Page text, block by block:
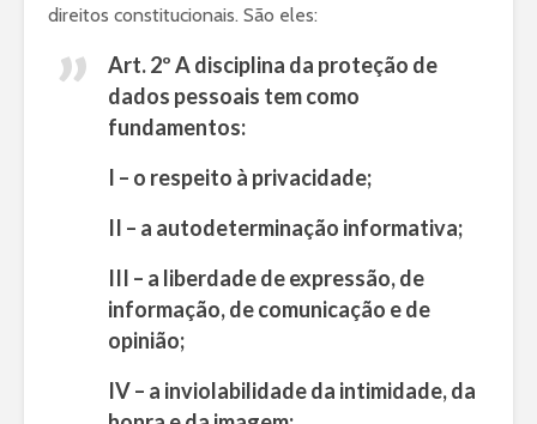
direitos constitucionais. São eles:
Art. 2º A disciplina da proteção de
dados pessoais tem como
fundamentos:
I – o respeito à privacidade;
II – a autodeterminação informativa;
III – a liberdade de expressão, de
informação, de comunicação e de
opinião;
IV – a inviolabilidade da intimidade, da